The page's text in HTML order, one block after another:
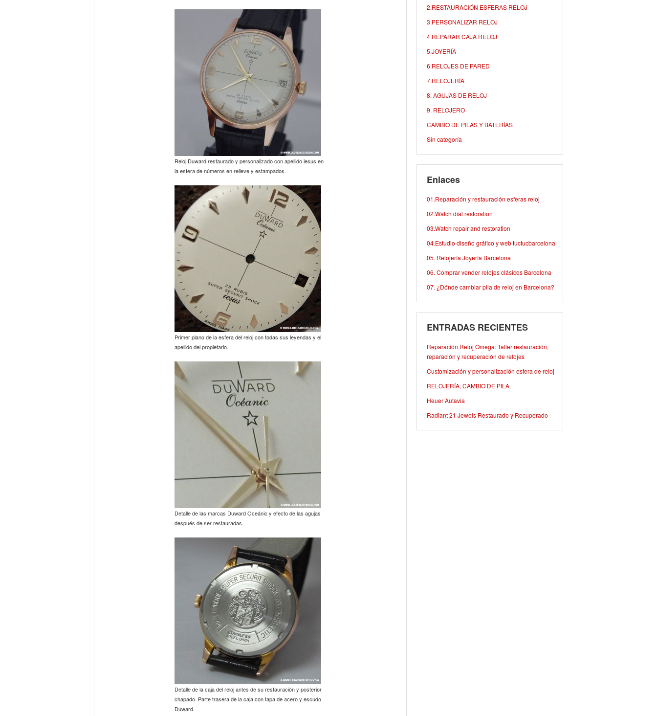
Reloj Duward restaurado y personalizado con apellido iesus en
la esfera de números en relieve y estampados.
Primer plano de la esfera del reloj con todas sus leyendas y el
apellido del propietario.
Detalle de las marcas Duward Oceánic y efecto de las agujas
después de ser restauradas.
Detalle de la caja del reloj antes de su restauración y posterior
chapado. Parte trasera de la caja con tapa de acero y escudo
Duward.
2.RESTAURACIÓN ESFERAS RELOJ
3.PERSONALIZAR RELOJ
4.REPARAR CAJA RELOJ
5.JOYERÍA
6.RELOJES DE PARED
7.RELOJERÍA
8. AGUJAS DE RELOJ
9. RELOJERO
CAMBIO DE PILAS Y BATERÍAS
Sin categoría
Enlaces
01.Reparación y restauración esferas reloj
02.Watch dial restoration
03.Watch repair and restoration
04.Estudio diseño gráfico y web tuctucbarcelona
05. Relojería Joyería Barcelona
06. Comprar vender relojes clásicos Barcelona
07. ¿Dónde cambiar pila de reloj en Barcelona?
ENTRADAS RECIENTES
Reparación Reloj Omega: Taller restauración,
reparación y recuperación de relojes
Customización y personalización esfera de reloj
RELOJERÍA, CAMBIO DE PILA
Heuer Autavia
Radiant 21 Jewels Restaurado y Recuperado